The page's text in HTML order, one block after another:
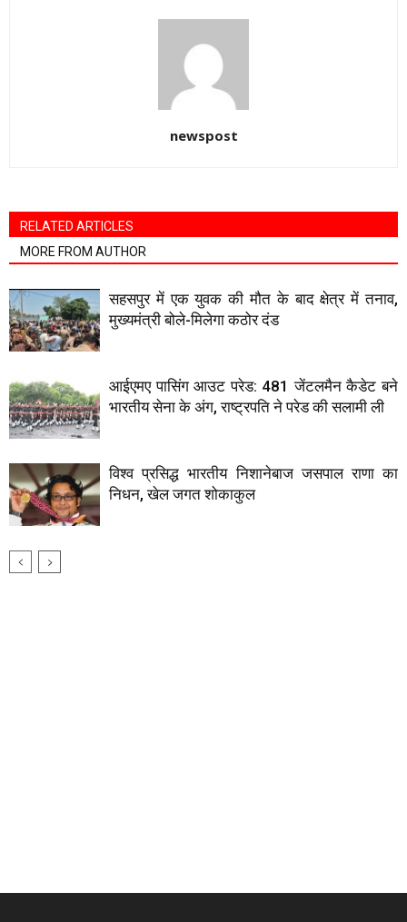
newspost
RELATED ARTICLES
MORE FROM AUTHOR
सहसपुर में एक युवक की मौत के बाद क्षेत्र में तनाव,
मुख्यमंत्री बोले-मिलेगा कठोर दंड
आईएमए पासिंग आउट परेड: 481 जेंटलमैन कैडेट बने
भारतीय सेना के अंग, राष्ट्रपति ने परेड की सलामी ली
विश्व प्रसिद्ध भारतीय निशानेबाज जसपाल राणा का
निधन, खेल जगत शोकाकुल